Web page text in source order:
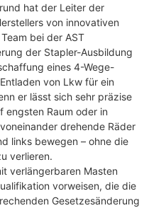
hat der Leiter der
von innovativen
bei der AST
der Stapler-Ausbildung
eines 4-Wege-
von Lkw für ein
er lässt sich sehr präzise
engsten Raum oder in
drehende Räder
links bewegen – ohne die
verlieren.
verlängerbaren Masten
vorweisen, die die
Gesetzesänderung